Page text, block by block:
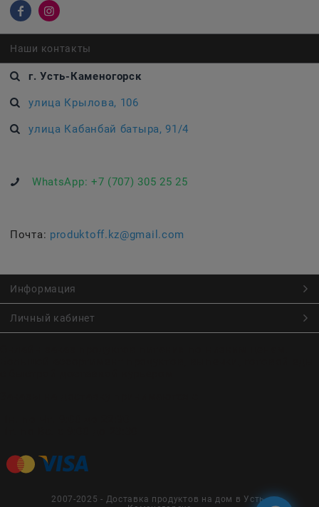
Наши контакты
г. Усть-Каменогорск
улица Крылова, 106
улица Кабанбай батыра, 91/4
WhatsApp: +7 (707) 305 25 25
Почта: produktoff.kz@gmail.com
Информация
Личный кабинет
2007-2025 - Доставка продуктов на дом в Усть-